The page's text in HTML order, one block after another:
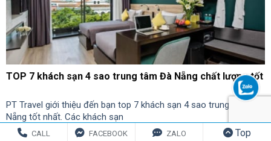
TOP 7 khách sạn 4 sao trung tâm Đà Nẵng chất lượng tốt
PT Travel giới thiệu đến bạn top 7 khách sạn 4 sao trung tâm Đà
Nẵng tốt nhất. Các khách sạn
CALL FACEBOOK ZALO Top